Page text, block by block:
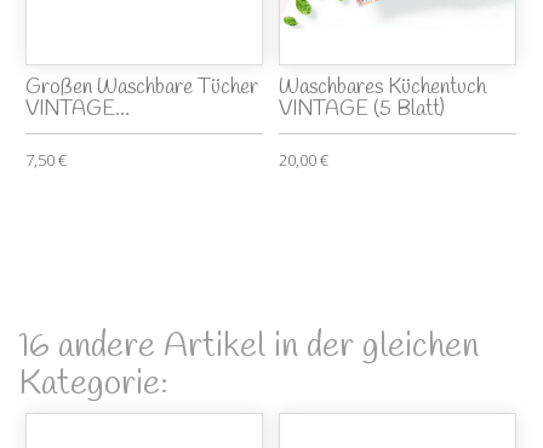
Großen Waschbare Tücher
VINTAGE...
7,50 €
Waschbares Küchentuch
VINTAGE (5 Blatt)
20,00 €
16 andere Artikel in der gleichen
Kategorie: